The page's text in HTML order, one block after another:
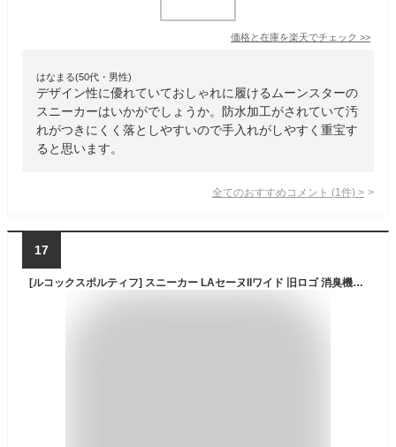
価格と在庫を楽天でチェック >>
はなまる(50代・男性)
デザイン性に優れていておしゃれに履けるムーンスターの
スニーカーはいかがでしょうか。防水加工がされていて汚
れがつきにくく落としやすいので手入れがしやすく重宝す
ると思います。
全てのおすすめコメント (1 件) >
17
[ルコックスポルティフ] スニーカー LAセーヌIIワイド 旧ロゴ 消臭機能 軽量 低反発 履きやすい 3E レディース GW(QL3PJC00GW) 23.5 cm